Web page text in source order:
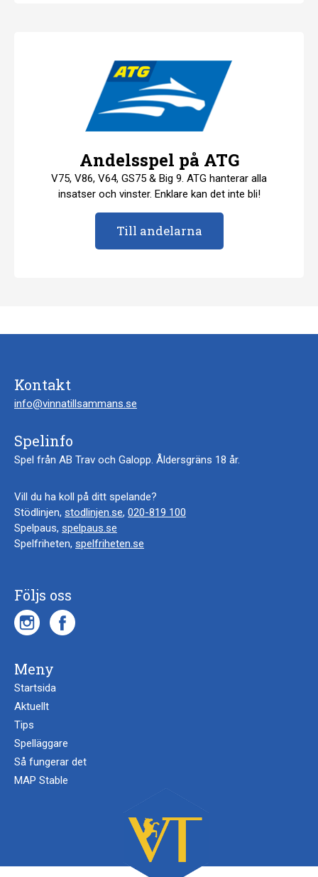
Andelsspel på ATG
V75, V86, V64, GS75 & Big 9. ATG hanterar alla
insatser och vinster. Enklare kan det inte bli!
Till andelarna
Kontakt
info@vinnatillsammans.se
Spelinfo
Spel från AB Trav och Galopp. Åldersgräns 18 år.
Vill du ha koll på ditt spelande?
Stödlinjen, stodlinjen.se, 020-819 100
Spelpaus, spelpaus.se
Spelfriheten, spelfriheten.se
Följs oss
Meny
Startsida
Aktuellt
Tips
Spelläggare
Så fungerar det
MAP Stable